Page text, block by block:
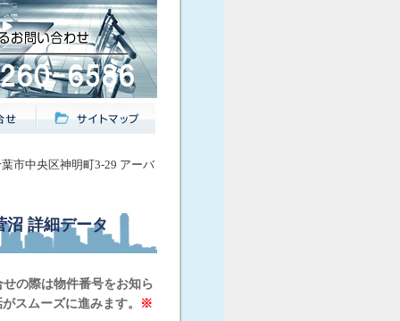
市中央区神明町3-29 アーバ
沼 詳細データ
の際は物件番号をお知ら
スムーズに進みます。
※